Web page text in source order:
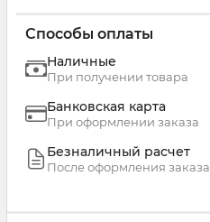
Способы оплаты
Наличные
При получении товара
Банковская карта
При оформлении заказа
Безналичный расчет
После оформления заказа